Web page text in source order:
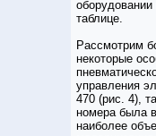
таблице.
Рассмотрим
некоторые
управления
470 (рис. 4),
номера была
наиболее